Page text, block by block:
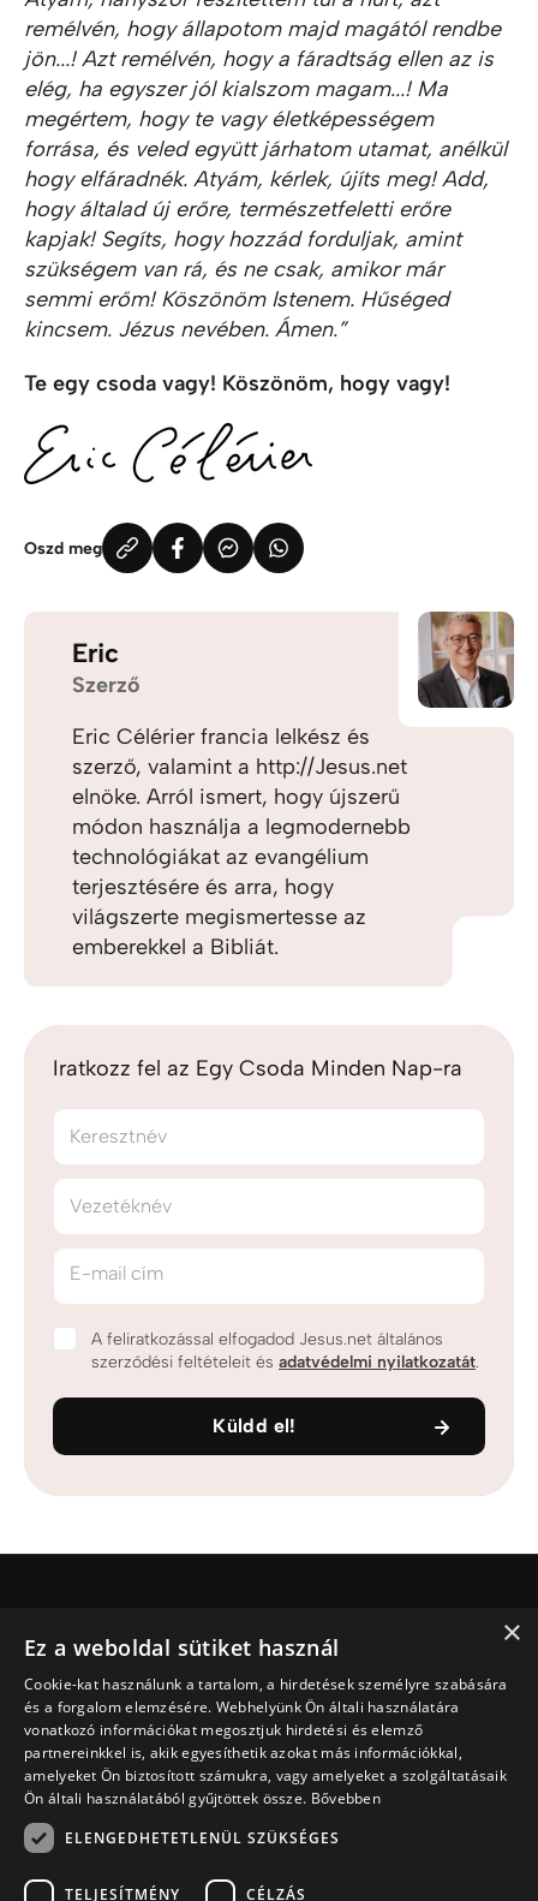
remélvén, hogy állapotom majd magától rendbe
jön...! Azt remélvén, hogy a fáradtság ellen az is
elég, ha egyszer jól kialszom magam...! Ma
megértem, hogy te vagy életképességem
forrása, és veled együtt járhatom utamat, anélkül
hogy elfáradnék. Atyám, kérlek, újíts meg! Add,
hogy általad új erőre, természetfeletti erőre
kapjak! Segíts, hogy hozzád forduljak, amint
szükségem van rá, és ne csak, amikor már
semmi erőm! Köszönöm Istenem. Hűséged
kincsem. Jézus nevében. Ámen.”
Te egy csoda vagy! Köszönöm, hogy vagy!
Oszd meg
Eric
Szerző
Eric Célérier francia lelkész és
szerző, valamint a http://Jesus.net
elnöke. Arról ismert, hogy újszerű
módon használja a legmodernebb
technológiákat az evangélium
terjesztésére és arra, hogy
világszerte megismertesse az
emberekkel a Bibliát.
Iratkozz fel az Egy Csoda Minden Nap-ra
Keresztnév
Vezetéknév
E-mail cím
A feliratkozással elfogadod Jesus.net általános
szerződési feltételeit és adatvédelmi nyilatkozatát.
Küldd el!
Ki Jesus.net?
Jesus.net partnerei
Adakozni
Fedezd fel
Cikkek
Videó
Terveink
Imát szeretnék kérni
×
Ez a weboldal sütiket használ
Cookie-kat használunk a tartalom, a hirdetések személyre szabására
és a forgalom elemzésére. Webhelyünk Ön általi használatára
vonatkozó információkat megosztjuk hirdetési és elemző
partnereinkkel is, akik egyesíthetik azokat más információkkal,
amelyeket Ön biztosított számukra, vagy amelyeket a szolgáltatásaik
Ön általi használatából gyűjtöttek össze. Bővebben
ELENGEDHETETLENÜL SZÜKSÉGES
TELJESÍTMÉNY CÉLZÁS